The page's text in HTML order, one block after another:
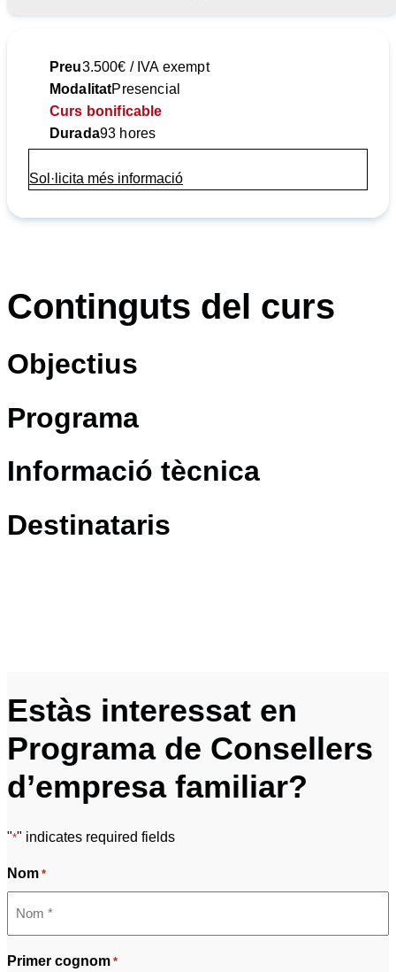
Informació tècnica
Destinataris
Preu3.500€ / IVA exempt
ModalitatPresencial
Curs bonificable
Durada93 hores
Sol·licita més informació
Continguts del curs
Objectius
Programa
Informació tècnica
Destinataris
Estàs interessat en
Programa de Consellers
d’empresa familiar?
"*" indicates required fields
Nom *
Primer cognom *